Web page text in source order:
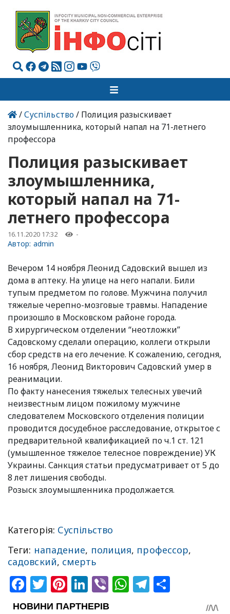
/Суспільство/ Полиция разыскивает
злоумышленника, который напал на 71-летнего
профессора
Полиция разыскивает
злоумышленника,
который напал на 71-
летнего профессора
16.11.2020 17:32 -
Автор: admin
Вечером 14 ноября Леонид Садовский вышел из
дома в аптеку. На улице на него напали. Били
тупым предметом по голове. Мужчина получил
тяжелые черепно-мозговые травмы. Нападение
произошло в Московском районе города.
В хирургическом отделении “неотложки”
Садовскому сделали операцию, коллеги открыли
сбор средств на его лечение. К сожалению, сегодня,
16 ноября, Леонид Викторович Садовский умер в
реанимации.
По факту нанесения тяжелых телесных увечий
неизвестным лицом пожилому мужчине
следователем Московского отделения полиции
проводится досудебное расследование, открытое с
предварительной квалификацией по ч.1 ст. 121
(умышленное тяжелое телесное повреждение) УК
Украины. Санкция статьи предусматривает от 5 до
8 лет лишения свободы.
Розыск злоумышленника продолжается.
Категорія: Суспільство
Теги: нападение, полиция, профессор,
садовский, смерть
Facebook
Twitter
Pinterest
LinkedIn
ViberWhatsApp
Telegram